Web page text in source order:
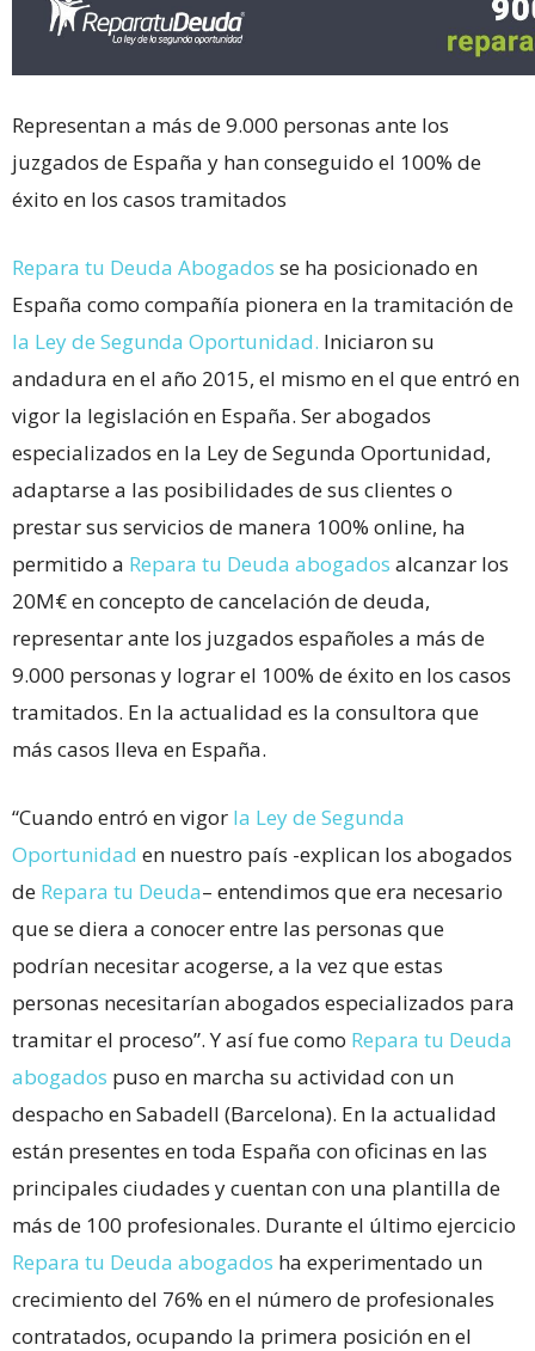
Representan a más de 9.000 personas ante los
juzgados de España y han conseguido el 100% de
éxito en los casos tramitados
Repara tu Deuda Abogados se ha posicionado en
España como compañía pionera en la tramitación de
la Ley de Segunda Oportunidad. Iniciaron su
andadura en el año 2015, el mismo en el que entró en
vigor la legislación en España. Ser abogados
especializados en la Ley de Segunda Oportunidad,
adaptarse a las posibilidades de sus clientes o
prestar sus servicios de manera 100% online, ha
permitido a Repara tu Deuda abogados alcanzar los
20M€ en concepto de cancelación de deuda,
representar ante los juzgados españoles a más de
9.000 personas y lograr el 100% de éxito en los casos
tramitados. En la actualidad es la consultora que
más casos lleva en España.
“Cuando entró en vigor la Ley de Segunda
Oportunidad en nuestro país -explican los abogados
de Repara tu Deuda– entendimos que era necesario
que se diera a conocer entre las personas que
podrían necesitar acogerse, a la vez que estas
personas necesitarían abogados especializados para
tramitar el proceso”. Y así fue como Repara tu Deuda
abogados puso en marcha su actividad con un
despacho en Sabadell (Barcelona). En la actualidad
están presentes en toda España con oficinas en las
principales ciudades y cuentan con una plantilla de
más de 100 profesionales. Durante el último ejercicio
Repara tu Deuda abogados ha experimentado un
crecimiento del 76% en el número de profesionales
contratados, ocupando la primera posición en el